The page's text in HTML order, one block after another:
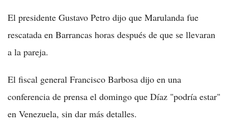
El presidente Gustavo Petro dijo que Marulanda fue
rescatada en Barrancas horas después de que se llevaran
a la pareja.
El fiscal general Francisco Barbosa dijo en una
conferencia de prensa el domingo que Díaz "podría estar"
en Venezuela, sin dar más detalles.